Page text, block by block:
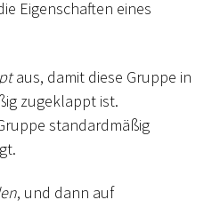
Eigenschaften eines
aus, damit diese Gruppe in
zugeklappt ist.
standardmäßig
, und dann auf